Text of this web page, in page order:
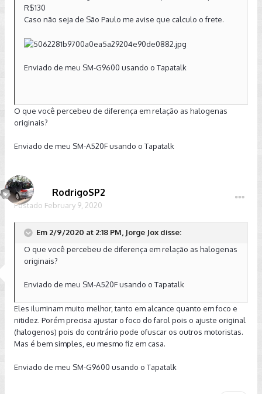
R$130
Caso não seja de São Paulo me avise que calculo o frete.
Enviado de meu SM-G9600 usando o Tapatalk
O que você percebeu de diferença em relação as halogenas
originais?
Enviado de meu SM-A520F usando o Tapatalk
RodrigoSP2
Postado February 9, 2020
Em 2/9/2020 at 2:18 PM, Jorge Jox disse:
O que você percebeu de diferença em relação as halogenas
originais?
Enviado de meu SM-A520F usando o Tapatalk
Eles iluminam muito melhor, tanto em alcance quanto em foco e
nitidez. Porém precisa ajustar o foco do farol pois o ajuste original
(halogenos) pois do contrário pode ofuscar os outros motoristas.
Mas é bem simples, eu mesmo fiz em casa.
Enviado de meu SM-G9600 usando o Tapatalk